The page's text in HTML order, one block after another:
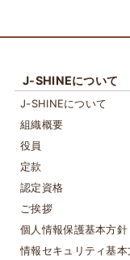
J-SHINEについて
J-SHINEについて
組織概要
役員
定款
認定資格
ご挨拶
個人情報保護基本方針
情報セキュリティ基本